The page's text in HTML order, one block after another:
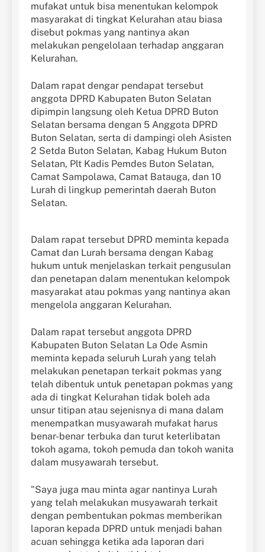
mufakat untuk bisa menentukan kelompok
masyarakat di tingkat Kelurahan atau biasa
disebut pokmas yang nantinya akan
melakukan pengelolaan terhadap anggaran
Kelurahan.
Dalam rapat dengar pendapat tersebut
anggota DPRD Kabupaten Buton Selatan
dipimpin langsung oleh Ketua DPRD Buton
Selatan bersama dengan 5 Anggota DPRD
Buton Selatan, serta di dampingi oleh Asisten
2 Setda Buton Selatan, Kabag Hukum Buton
Selatan, Plt Kadis Pemdes Buton Selatan,
Camat Sampolawa, Camat Batauga, dan 10
Lurah di lingkup pemerintah daerah Buton
Selatan.
Dalam rapat tersebut DPRD meminta kepada
Camat dan Lurah bersama dengan Kabag
hukum untuk menjelaskan terkait pengusulan
dan penetapan dalam menentukan kelompok
masyarakat atau pokmas yang nantinya akan
mengelola anggaran Kelurahan.
Dalam rapat tersebut anggota DPRD
Kabupaten Buton Selatan La Ode Asmin
meminta kepada seluruh Lurah yang telah
melakukan penetapan terkait pokmas yang
telah dibentuk untuk penetapan pokmas yang
ada di tingkat Kelurahan tidak boleh ada
unsur titipan atau sejenisnya di mana dalam
menempatkan musyawarah mufakat harus
benar-benar terbuka dan turut keterlibatan
tokoh agama, tokoh pemuda dan tokoh wanita
dalam musyawarah tersebut.
"Saya juga mau minta agar nantinya Lurah
yang telah melakukan musyawarah terkait
dengan pembentukan pokmas memberikan
laporan kepada DPRD untuk menjadi bahan
acuan sehingga ketika ada laporan dari